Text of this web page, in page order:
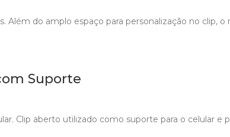
Além do amplo espaço para personalização no clip,
Suporte
Clip aberto utilizado como suporte para o celular e